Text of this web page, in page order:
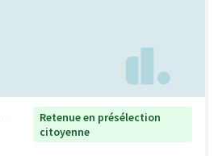
Retenue en présélection
citoyenne